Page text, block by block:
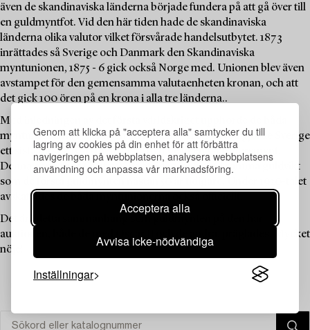
Genom att klicka på "acceptera alla" samtycker du till
lagring av cookies på din enhet för att förbättra
navigeringen på webbplatsen, analysera webbplatsens
användning och anpassa vår marknadsföring.
Acceptera alla
Avvisa icke-nödvändiga
Inställningar
även de skandinaviska länderna började fundera på att gå över till
en guldmyntfot. Vid den här tiden hade de skandinaviska
länderna olika valutor vilket försvårade handelsutbytet. 1873
inrättades så Sverige och Danmark den Skandinaviska
myntunionen, 1875 - 6 gick också Norge med. Unionen blev även
avstampet för den gemensamma valutaenheten kronan, och att
det gick 100 ören på en krona i alla tre länderna..
Med inledningen av det första världskriget upphörde de båda
myntunionerna i praktiken att fungera. Trots det så gjorde Sverige
ett sista försök 1920 med att på nytt ge ut ett 5-kronorsmynt.
Denna gång med Gustav V på åtsidan, och med samma guldvikt
som de första guldmynten nästan 50 år tidigare. Under 1920-talet
avskaffades de båda myntunionerna också officiellt.
Det är i detta sammanhang som guldmynten på den här
auktionen, både de med Oscar II och de andra, präglades. Mycket
nöje!